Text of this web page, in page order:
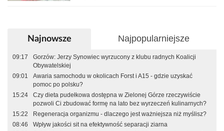
Najnowsze Najpopularniejsze
09:17
Gorzów: Jerzy Synowiec wyrzucony z klubu radnych Koalicji
Obywatelskiej
09:01
Awaria samochodu w okolicach Forst i A15 - gdzie uzyskać
pomoc po polsku?
15:24
Czy dieta pudełkowa dostępna w Zielonej Górze rzeczywiście
pozwoli Ci zbudować formę na lato bez wyrzeczeń kulinarnych?
15:22
Regeneracja organizmu - dlaczego jest ważniejsza niż myślisz?
08:46
Wpływ jakości sit na efektywność separacji ziarna